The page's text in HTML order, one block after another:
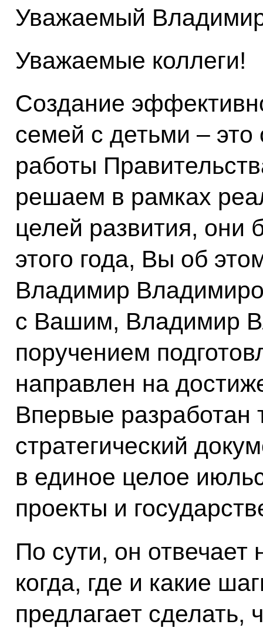
Уважаемый
Уважаемые коллеги!
Создание
семей с детьми – это
работы
решаем в рамках
целей развития,
этого года, Вы об
Владимир
с Вашим, Владимир
поручением
направлен на
Впервые разработан
стратегический
в единое целое
проекты и
По сути, он
когда, где и какие
предлагает сделать,